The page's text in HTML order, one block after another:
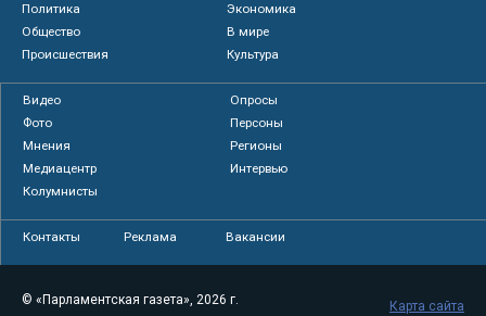
Политика
Экономика
Общество
В мире
Происшествия
Культура
Видео
Опросы
Фото
Персоны
Мнения
Регионы
Медиацентр
Интервью
Колумнисты
Контакты Реклама Вакансии
© «Парламентская газета», 2026 г.
Карта сайта